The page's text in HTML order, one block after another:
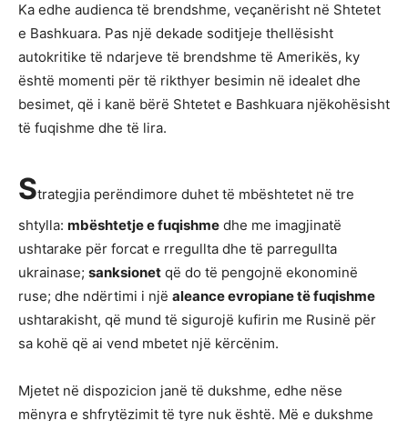
Ka edhe audienca të brendshme, veçanërisht në Shtetet
e Bashkuara. Pas një dekade soditjeje thellësisht
autokritike të ndarjeve të brendshme të Amerikës, ky
është momenti për të rikthyer besimin në idealet dhe
besimet, që i kanë bërë Shtetet e Bashkuara njëkohësisht
të fuqishme dhe të lira.
Strategjia perëndimore duhet të mbështetet në tre
shtylla: mbështetje e fuqishme dhe me imagjinatë
ushtarake për forcat e rregullta dhe të parregullta
ukrainase; sanksionet që do të pengojnë ekonominë
ruse; dhe ndërtimi i një aleance evropiane të fuqishme
ushtarakisht, që mund të sigurojë kufirin me Rusinë për
sa kohë që ai vend mbetet një kërcënim.
Mjetet në dispozicion janë të dukshme, edhe nëse
mënyra e shfrytëzimit të tyre nuk është. Më e dukshme